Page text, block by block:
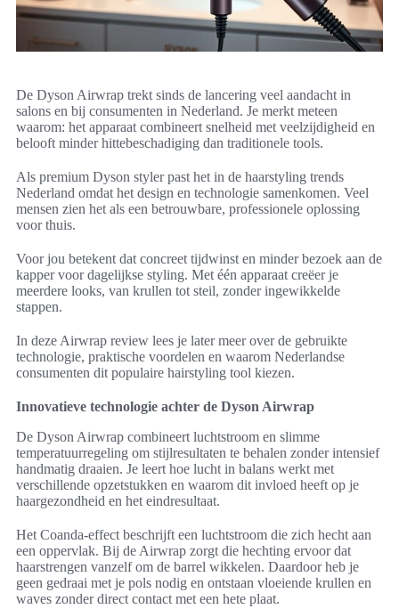
De Dyson Airwrap trekt sinds de lancering veel aandacht in
salons en bij consumenten in Nederland. Je merkt meteen
waarom: het apparaat combineert snelheid met veelzijdigheid en
belooft minder hittebeschadiging dan traditionele tools.
Als premium Dyson styler past het in de haarstyling trends
Nederland omdat het design en technologie samenkomen. Veel
mensen zien het als een betrouwbare, professionele oplossing
voor thuis.
Voor jou betekent dat concreet tijdwinst en minder bezoek aan de
kapper voor dagelijkse styling. Met één apparaat creëer je
meerdere looks, van krullen tot steil, zonder ingewikkelde
stappen.
In deze Airwrap review lees je later meer over de gebruikte
technologie, praktische voordelen en waarom Nederlandse
consumenten dit populaire hairstyling tool kiezen.
Innovatieve technologie achter de Dyson Airwrap
De Dyson Airwrap combineert luchtstroom en slimme
temperatuurregeling om stijlresultaten te behalen zonder intensief
handmatig draaien. Je leert hoe lucht in balans werkt met
verschillende opzetstukken en waarom dit invloed heeft op je
haargezondheid en het eindresultaat.
Het Coanda-effect beschrijft een luchtstroom die zich hecht aan
een oppervlak. Bij de Airwrap zorgt die hechting ervoor dat
haarstrengen vanzelf om de barrel wikkelen. Daardoor heb je
geen gedraai met je pols nodig en ontstaan vloeiende krullen en
waves zonder direct contact met een hete plaat.